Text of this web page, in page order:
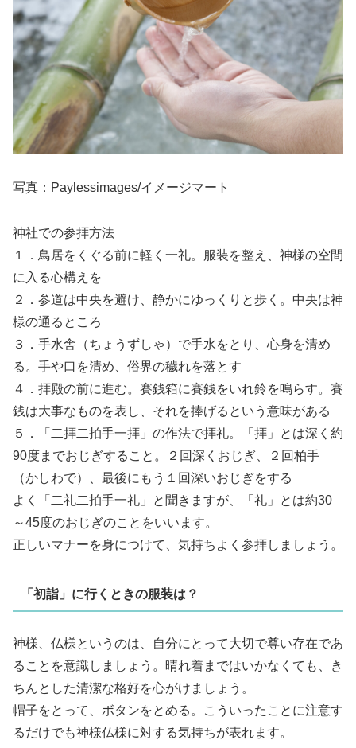
写真：Paylessimages/イメージマート
神社での参拝方法
１．鳥居をくぐる前に軽く一礼。服装を整え、神様の空間
に入る心構えを
２．参道は中央を避け、静かにゆっくりと歩く。中央は神
様の通るところ
３．手水舎（ちょうずしゃ）で手水をとり、心身を清め
る。手や口を清め、俗界の穢れを落とす
４．拝殿の前に進む。賽銭箱に賽銭をいれ鈴を鳴らす。賽
銭は大事なものを表し、それを捧げるという意味がある
５．「二拝二拍手一拝」の作法で拝礼。「拝」とは深く約
90度までおじぎすること。２回深くおじぎ、２回柏手
（かしわで）、最後にもう１回深いおじぎをする
よく「二礼二拍手一礼」と聞きますが、「礼」とは約30
～45度のおじぎのことをいいます。
正しいマナーを身につけて、気持ちよく参拝しましょう。
「初詣」に行くときの服装は？
神様、仏様というのは、自分にとって大切で尊い存在であ
ることを意識しましょう。晴れ着まではいかなくても、き
ちんとした清潔な格好を心がけましょう。
帽子をとって、ボタンをとめる。こういったことに注意す
るだけでも神様仏様に対する気持ちが表れます。